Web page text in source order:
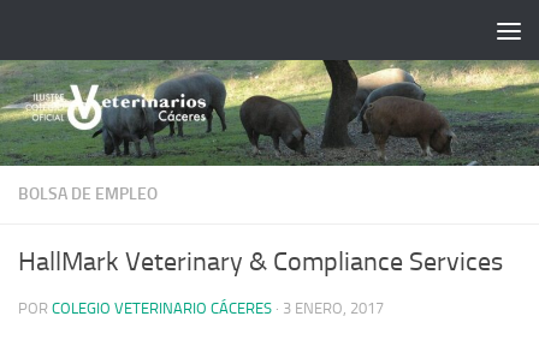
BOLSA DE EMPLEO
HallMark Veterinary & Compliance Services
POR COLEGIO VETERINARIO CÁCERES · 3 ENERO, 2017